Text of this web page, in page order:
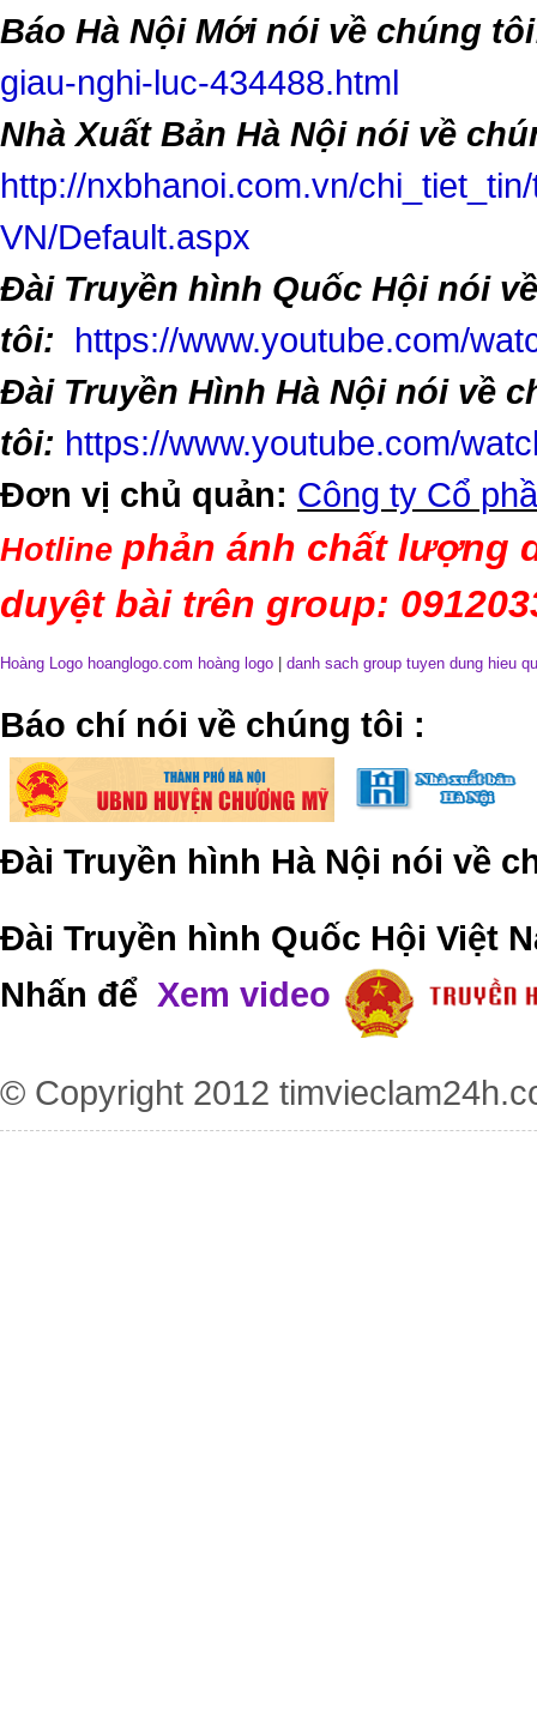
Báo Hà Nội Mới nói về chúng
giau-nghi-luc-434488.html
Nhà Xuất Bản Hà Nội nói về
http://nxbhanoi.com.vn/
VN/Default.aspx
Đài Truyền hình Quốc Hội nói
tôi:
https://www.youtube.com/
Đài Truyền Hình Hà Nội nói về
tôi: https://www.youtube.com/
Đơn vị chủ quản: Công ty Cổ
Hotline phản ánh chất lượng
duyệt bài trên group:
Hoàng Logo hoanglogo.com hoàng logo danh sach group tuyen dung hieu
​Báo chí nói về chúng tôi :
Đài Truyền hình Hà Nội nói về
Đài Truyền hình Quốc Hội Việt
Nhấn để Xem video
© Copyright 2012